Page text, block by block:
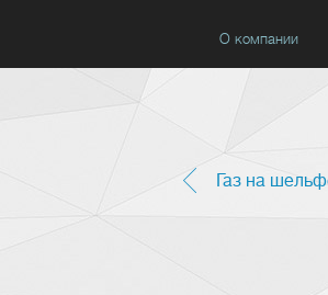
О компании
Газ на